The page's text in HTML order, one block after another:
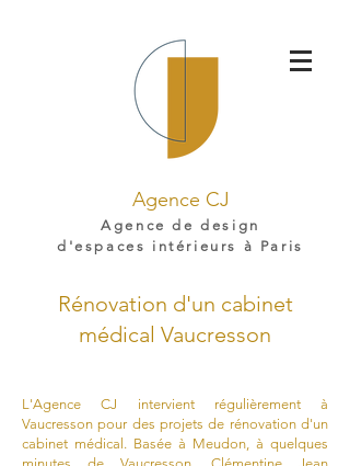
Agence CJ
Agence de design
d'espaces intérieurs à Paris
Rénovation d'un cabinet
médical Vaucresson
L'Agence CJ intervient régulièrement à
Vaucresson pour des projets de rénovation d'un
cabinet médical. Basée à Meudon, à quelques